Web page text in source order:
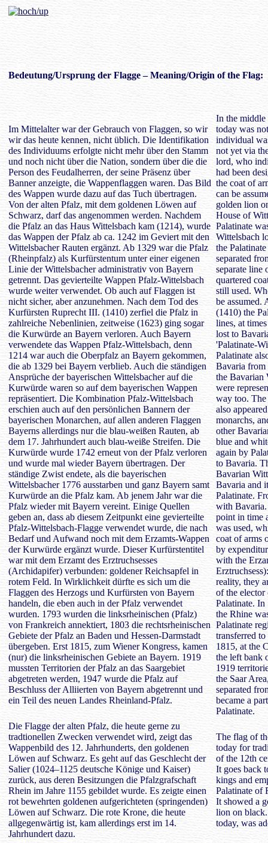
Bedeutung/Ursprung der Flagge – Meaning/Origin of the Flag:
Im Mittelalter war der Gebrauch von Flaggen, so wir
wir das heute kennen, nicht üblich. Die Identifikation
des Individuums erfolgte nicht mehr über den Stamm
und noch nicht über die Nation, sondern über die die
Person des Feudalherren, der seine Präsenz über
Banner anzeigte, die Wappenflaggen waren. Das Bild
des Wappen wurde dazu auf das Tuch übertragen.
Von der alten Pfalz, mit dem goldenen Löwen auf
Schwarz, darf das angenommen werden. Nachdem
die Pfalz an das Haus Wittelsbach kam (1214), wurde
das Wappen der Pfalz ab ca. 1242 im Geviert mit den
Wittelsbacher Rauten ergänzt. Ab 1329 war die Pfalz
(Rheinpfalz) als Kurfürstentum unter einer eigenen
Linie der Wittelsbacher administrativ von Bayern
getrennt. Das gevierteilte Wappen Pfalz-Wittelsbach
wurde weiter verwendet. Ob auch auf Flaggen ist
nicht sicher, aber anzunehmen. Nach dem Tod des
Kurfürsten Ruprecht III. (1410) zerfiel die Pfalz in
zahlreiche Nebenlinien, zeitweise (1623) ging sogar
die Kurwürde an Bayern verloren. Auch Bayern
verwendete das Wappen Pfalz-Wittelsbach, denn
1214 war auch die Oberpfalz an Bayern gekommen,
die ab 1329 bei Bayern verblieb. Auch die ständigen
Ansprüche der bayerischen Wittelsbacher auf die
Kurwürde waren so auf dem bayerischen Wappen
repräsentiert. Die Kombination Pfalz-Wittelsbach
erschien auch auf den persönlichen Bannern der
bayerischen Monarchen, auf allen anderen Flaggen
Bayerns allerdings nur die blau-weißen Rauten, ab
dem 17. Jahrhundert auch blau-weiße Streifen. Die
Kurwürde wurde 1742 erneut von der Pfalz verloren
und wurde mal wieder Bayern übertragen. Der
ständige Zwist endete, als die bayerischen
Wittelsbacher 1776 ausstarben und ganz Bayern samt
Kurwürde an die Pfalz kam. Ab jenem Jahr war die
Pfalz wieder mit Bayern vereint. Einige Quellen
geben an, dass ab diesem Zeitpunkt eine gevierteilte
Pfalz-Wittelsbach-Flagge verwendet wurde, die nach
Bedarf und Aufwand noch mit dem Erzamts-Wappen
der Kurwürde ergänzt wurde. Dieser Kurfürstentitel
war mit dem Erzamt des Erztruchsesses
(Archidapifer) verbunden: goldener Reichsapfel in
rotem Feld. In Wirklichkeit dürfte es sich um die
Flaggen des Herzogs und Kurfürsten von Bayern
handeln, die eben auch in der Pfalz verwendet
wurden. 1793 wurden die linksrheinischen (Pfalz)
von Frankreich annektiert, 1803 die rechtsrheinischen
Gebiete der Pfalz an Baden und Hessen-Darmstadt
übergeben. Erst 1815, zum Wiener Kongress, kamen
(nur) die linksrheinischen Gebiete an Bayern. 1919
mussten Territorien der Pfalz an das Saargebiet
abgetreten werden, 1947 wurde die Pfalz auf
Beschluss der Alliierten von Bayern abgetrennt und
ein Teil des neuen Landes Rheinland-Pfalz.
In the middle
today was
individual
not yet via
lord, who
had been
the coat of
can be
golden lion
House of
Palatinate
Wittelsbach
the
separated
separate line
quartered
still used.
be assumed.
(1410) the
lines, at
lost to
'Palatinate-
Palatinate
Bavaria from
the Bavarian
were
way too. The
also
monarchs,
other
blue and
again by
to Bavaria.
Bavarian
Bavaria and
Palatinate.
with Bavaria.
point in time
was used,
coat of arms
by
with the
reality, they
of the
Palatinate.
the Rhine
Palatinate
transferred
1815, at the
the left bank
1919
the Saar
separated
became a
Palatinate.
Die Flagge der alten Pfalz, die heute gerne zu
tradtionellen Zwecken verwendet wird, zeigt das
Wappenbild des 12. Jahrhunderts, den goldenen
Löwen auf Schwarz. Es geht auf das Geschlecht der
Salier (1024–1125 deutsche Könige und Kaiser)
zurück, aus deren Besitzungen die Pfalzgrafschaft
Rhein im Jahre 1155 gebildet wurde. Es zeigte einen
rot bewehrten goldenen aufgerichteten (springenden)
Löwen auf Schwarz. Die rote Krone, die heute
allgegenwärtig ist, kam allerdings erst im 14.
Jahrhundert dazu.
The flag of
today for
of the 12th
It goes back
kings and
Palatinate of
It showed a
lion on
today, was